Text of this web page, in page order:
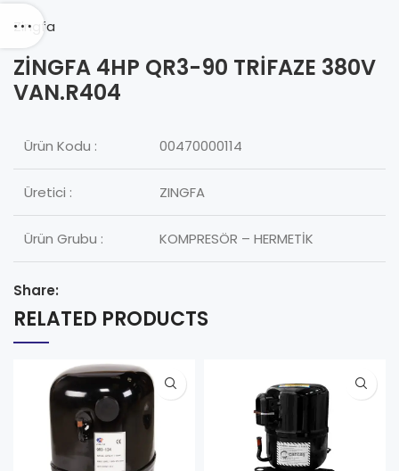
Zingfa
ZİNGFA 4HP QR3-90 TRİFAZE 380V
VAN.R404
Ürün Kodu : 00470000114
Üretici : ZINGFA
Ürün Grubu : KOMPRESÖR – HERMETİK
Share:
RELATED PRODUCTS